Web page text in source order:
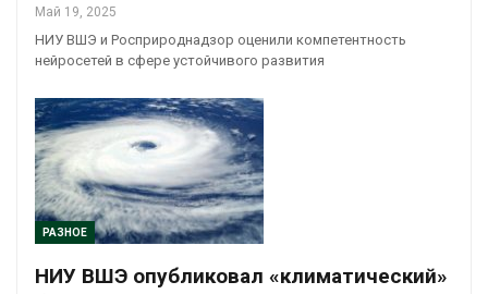
Май 19, 2025
НИУ ВШЭ и Росприроднадзор оценили компетентность
нейросетей в сфере устойчивого развития
РАЗНОЕ
НИУ ВШЭ опубликовал «климатический»